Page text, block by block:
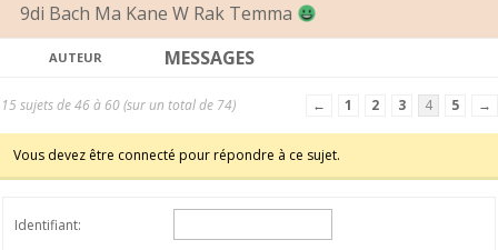
9di Bach Ma Kane W Rak Temma
AUTEUR MESSAGES
15 sujets de 46 à 60 (sur un total de 74) ← 1 2 3 4 5 →
Vous devez être connecté pour répondre à ce sujet.
Identifiant: